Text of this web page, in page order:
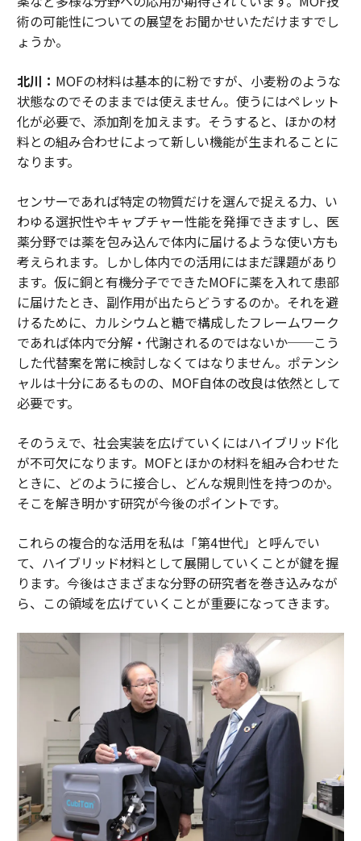
術の可能性についての展望をお聞かせいただけますでし
ょうか。
北川： MOFの材料は基本的に粉ですが、小麦粉のような
状態なのでそのままでは使えません。使うにはペレット
化が必要で、添加剤を加えます。そうすると、ほかの材
料との組み合わせによって新しい機能が生まれることに
なります。
センサーであれば特定の物質だけを選んで捉える力、い
わゆる選択性やキャプチャー性能を発揮できますし、医
薬分野では薬を包み込んで体内に届けるような使い方も
考えられます。しかし体内での活用にはまだ課題があり
ます。仮に銅と有機分子でできたMOFに薬を入れて患部
に届けたとき、副作用が出たらどうするのか。それを避
けるために、カルシウムと糖で構成したフレームワーク
であれば体内で分解・代謝されるのではないか──こう
した代替案を常に検討しなくてはなりません。ポテンシ
ャルは十分にあるものの、MOF自体の改良は依然として
必要です。
そのうえで、社会実装を広げていくにはハイブリッド化
が不可欠になります。MOFとほかの材料を組み合わせた
ときに、どのように接合し、どんな規則性を持つのか。
そこを解き明かす研究が今後のポイントです。
これらの複合的な活用を私は「第4世代」と呼んでい
て、ハイブリッド材料として展開していくことが鍵を握
ります。今後はさまざまな分野の研究者を巻き込みなが
ら、この領域を広げていくことが重要になってきます。